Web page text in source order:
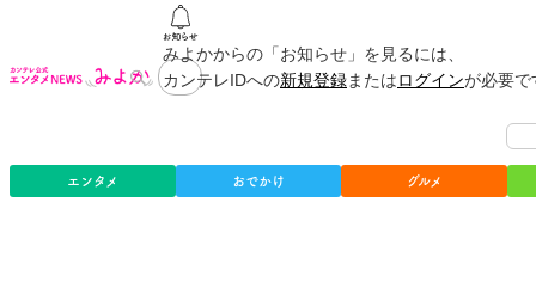
みよかからの「お知らせ」を見るには、
カンテレIDへの新規登録またはログインが必要
エンタメ おでかけ グルメ